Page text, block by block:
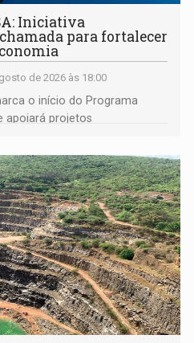
Iniciativa
para fortalecer
de 2026 às 18:00
o início do Programa
apoiará projetos
poderá ser feita até 1º de